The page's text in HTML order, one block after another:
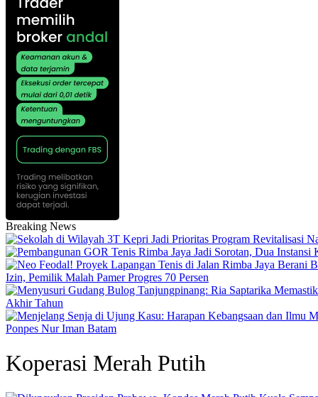
Breaking News
Izin, Pemilik Malah Pamer Progres 70 Persen
Akhir Tahun
Ponpes Nur Iman Batam
Koperasi Merah Putih